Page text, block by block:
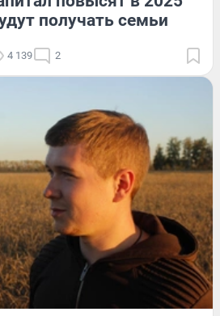
получать семьи
4 139 2